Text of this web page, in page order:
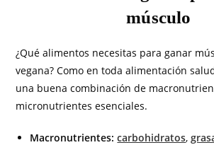
músculo
¿Qué alimentos necesitas para ganar
vegana? Como en toda alimentación
una buena combinación de
micronutrientes esenciales.
Macronutrientes:carbohidratos,